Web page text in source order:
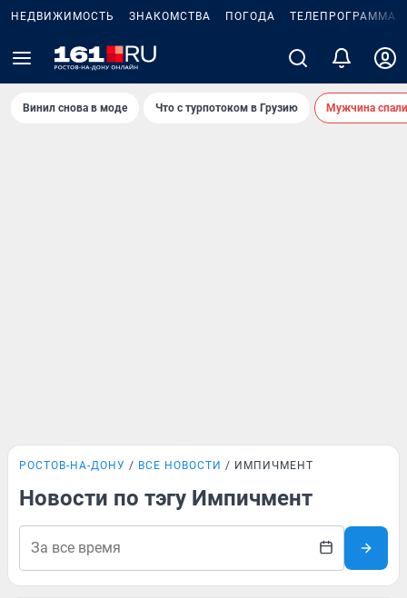
НЕДВИЖИМОСТЬ ЗНАКОМСТВА ПОГОДА ТЕЛЕПРОГРАММА
Винил снова в моде Что с турпотоком в Грузию Мужчина
РОСТОВ-НА-ДОНУ ВСЕ НОВОСТИ ИМПИЧМЕНТ
Новости по тэгу Импичмент